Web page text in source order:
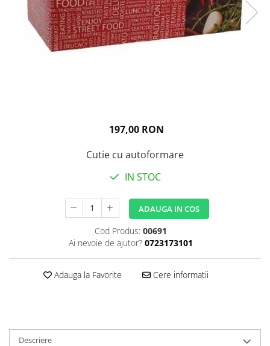
197,00 RON
Cutie cu autoformare
IN STOC
ADAUGA IN COS
Cod Produs: 00691
Ai nevoie de ajutor? 0723173101
Adauga la Favorite Cere informatii
Descriere